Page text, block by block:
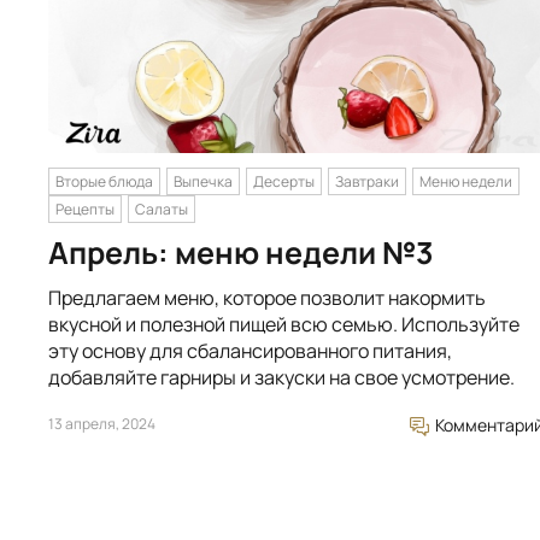
Вторые блюда Выпечка Десерты Завтраки
Меню недели
Рецепты
Салаты
Апрель: меню недели №3
Предлагаем меню, которое позволит накормить
вкусной и полезной пищей всю семью. Используйте
эту основу для сбалансированного питания,
добавляйте гарниры и закуски на свое усмотрение.
13 апреля, 2024